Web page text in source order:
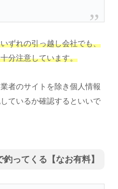
ずれの引っ越し会社でも、
分注意しています。
者のサイトを除き個人情報
ているか確認するといいで
ってくる【なお有料】